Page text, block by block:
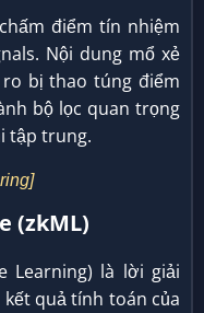
điểm tín nhiệm
Nội dung mổ xẻ
bị thao túng điểm
bộ lọc quan trọng
tập trung.
(zkML)
Learning) là lời giải
quả tính toán của